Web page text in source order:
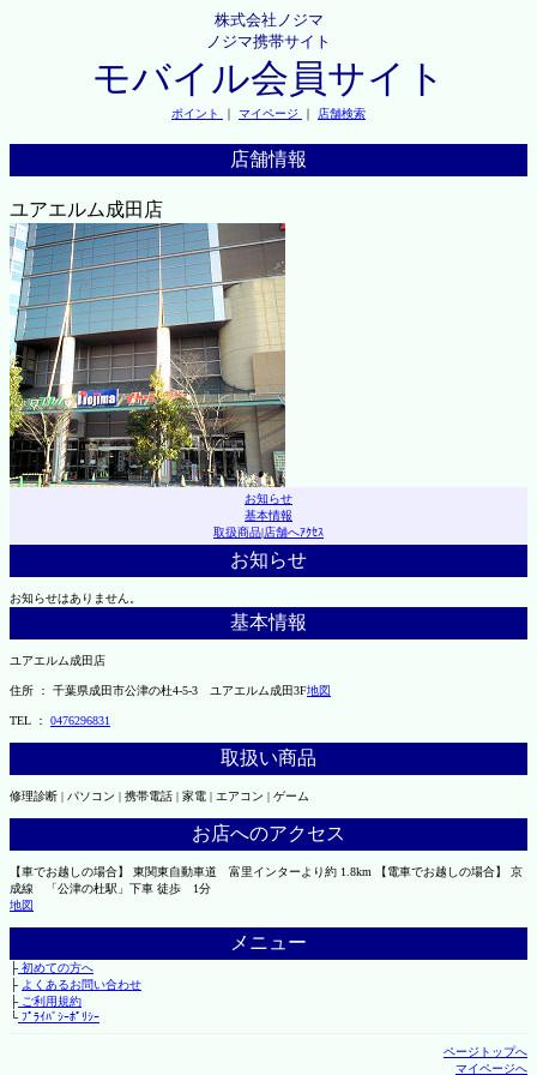
株式会社ノジマ
ノジマ携帯サイト
モバイル会員サイト
ポイント ｜ マイページ ｜ 店舗検索
店舗情報
ユアエルム成田店
お知らせ
基本情報
取扱商品|店舗へｱｸｾｽ
お知らせ
お知らせはありません。
基本情報
ユアエルム成田店
住所 ： 千葉県成田市公津の杜4-5-3 ユアエルム成田3F地図
TEL ： 0476296831
取扱い商品
修理診断 | パソコン | 携帯電話 | 家電 | エアコン | ゲーム
お店へのアクセス
【車でお越しの場合】 東関東自動車道 富里インターより約 1.8km 【電車でお越しの場合】 京
成線 「公津の杜駅」下車 徒歩 1分
地図
メニュー
├初めての方へ
├ よくあるお問い合わせ
├ご利用規約
└ﾌﾟﾗｲﾊﾞｼｰﾎﾟﾘｼｰ
ページトップへ
マイページへ